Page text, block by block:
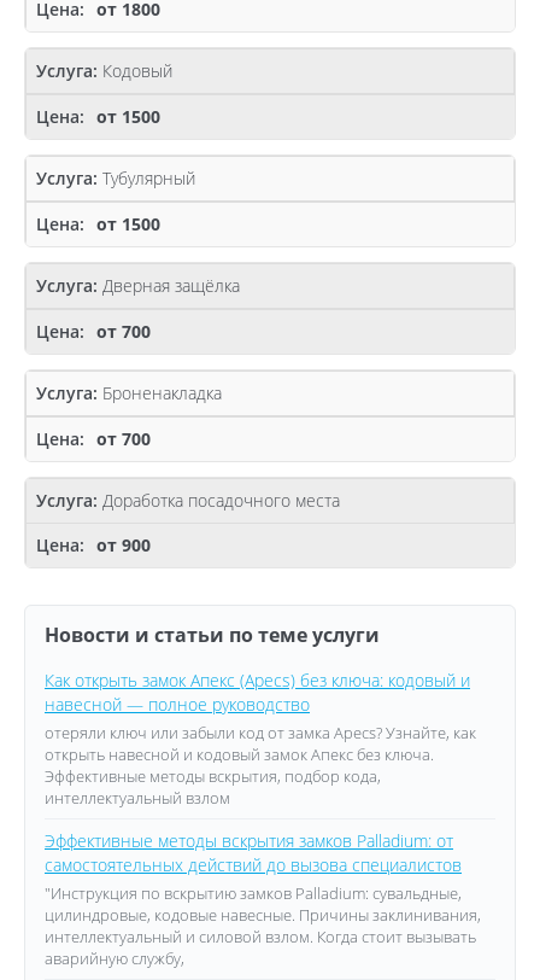
от 1800
Кодовый
от 1500
Тубулярный
от 1500
Дверная защёлка
от 700
Броненакладка
от 700
Доработка посадочного места
от 900
Новости и статьи по теме услуги
Как открыть замок Апекс (Apecs) без ключа: кодовый и
навесной — полное руководство
отеряли ключ или забыли код от замка Apecs? Узнайте, как
открыть навесной и кодовый замок Апекс без ключа.
Эффективные методы вскрытия, подбор кода,
интеллектуальный взлом
Эффективные методы вскрытия замков Palladium: от
самостоятельных действий до вызова специалистов
"Инструкция по вскрытию замков Palladium: сувальдные,
цилиндровые, кодовые навесные. Причины заклинивания,
интеллектуальный и силовой взлом. Когда стоит вызывать
аварийную службу,